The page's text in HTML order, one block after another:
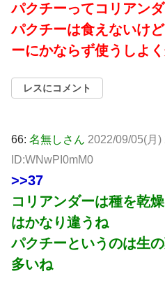
パクチーってコリアン
パクチーは食えないけ
ーにかならず使うしよ
レスにコメント
66: 名無しさん 2022/09/05(月)
ID:WNwPI0mM0
>>37
コリアンダーは種を乾
はかなり違うね
パクチーというのは生
多いね